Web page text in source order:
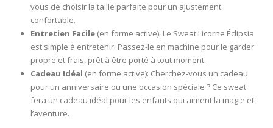
vous de choisir la taille parfaite pour un ajustement
confortable.
Entretien Facile(en forme active): Le Sweat Licorne Éclipsia
est simple à entretenir. Passez-le en machine pour le garder
propre et frais, prêt à être porté à tout moment.
Cadeau Idéal (en forme active): Cherchez-vous un cadeau
pour un anniversaire ou une occasion spéciale ? Ce sweat
fera un cadeau idéal pour les enfants qui aiment la magie et
l’aventure.